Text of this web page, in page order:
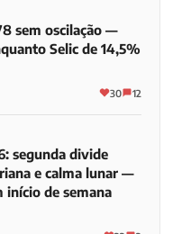
sem oscilação —
Selic de 14,5%
30 12
segunda divide
e calma lunar —
início de semana